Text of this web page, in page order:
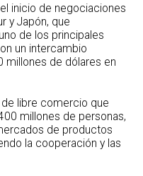
inicio de negociaciones
y Japón, que
de los principales
un intercambio
millones de dólares en
libre comercio que
millones de personas,
de productos
la cooperación y las